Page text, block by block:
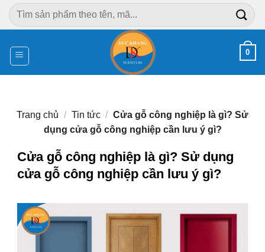
Chuyển
đến
dung
Tìm
kiếm:
0
Trang chủ / Tin tức / Cửa gỗ công nghiệp là gì? Sử
dụng cửa gỗ công nghiệp cần lưu ý gì?
Cửa gỗ công nghiệp là gì? Sử dụng
cửa gỗ công nghiệp cần lưu ý gì?